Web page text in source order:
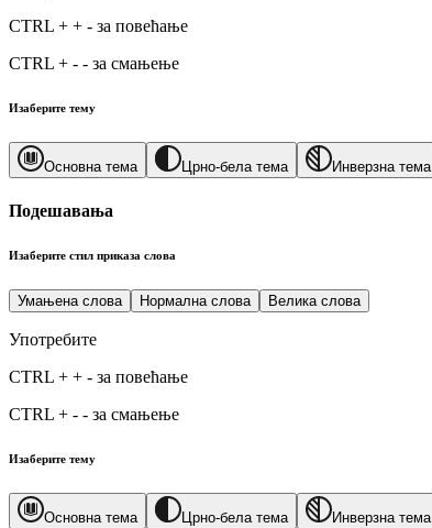
CTRL + + - за повећање
CTRL + - - за смањење
Изаберите тему
Основна тема Црно-бела тема Инверзна тема
Подешавања
Изаберите стил приказа слова
Умањена слова Нормална слова Велика слова
Употребите
CTRL + + - за повећање
CTRL + - - за смањење
Изаберите тему
Основна тема Црно-бела тема Инверзна тема